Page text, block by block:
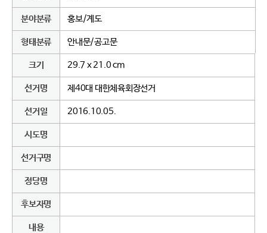
분야분류 홍보/계도
형태분류 안내문/공고문
크기 29.7 x 21.0 cm
선거명 제40대 대한체육회장선거
선거일 2016.10.05.
시도명
선거구명
정당명
후보자명
내용